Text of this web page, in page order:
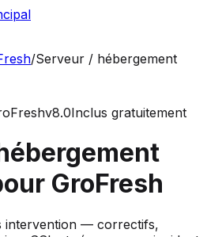
/Serveur / hébergement
v8.0Inclus gratuitement
GroFresh
intervention — correctifs,